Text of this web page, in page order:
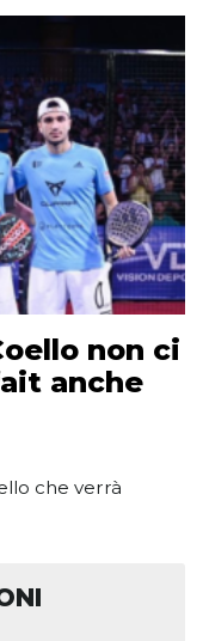
non ci
anche
che verrà